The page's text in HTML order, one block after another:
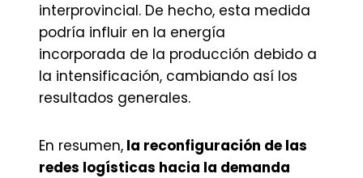
interprovincial. De hecho, esta medida
podría influir en la energía
incorporada de la producción debido a
la intensificación, cambiando así los
resultados generales.
En resumen, la reconfiguración de las
redes logísticas hacia la demanda